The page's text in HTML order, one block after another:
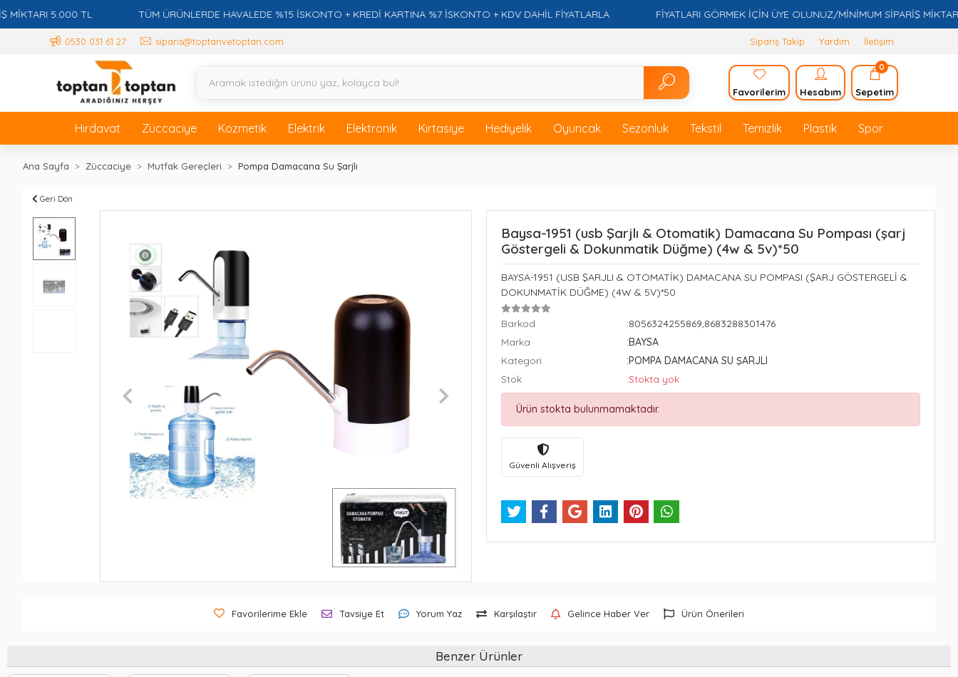
5.000 TL TÜM ÜRÜNLERDE HAVALEDE %15 İSKONTO + KREDİ KARTINA %7 İSKONTO + KDV DAHİL FİYATLARLA FİYATLARI GÖRMEK İÇİN ÜYE OLUNUZ/MİNİMUM SİPARİŞ MİKTARI
0530 031 61 27 siparis@toptanvetoptan.com Sipariş Takip Yardım İletişim
Favorilerim Hesabım
0
Sepetim
Hırdavat Züccaciye Kozmetik Elektrik Elektronik Kırtasiye Hediyelik Oyuncak Sezonluk Tekstil Temizlik Plastik Spor
Ana Sayfa Züccaciye Mutfak Gereçleri Pompa Damacana Su Şarjlı
Geri Dön
Baysa-1951 (usb Şarjlı & Otomatik) Damacana Su Pompası (şarj
Göstergeli & Dokunmatik Düğme) (4w & 5v)*50
BAYSA-1951 (USB ŞARJLI & OTOMATİK) DAMACANA SU POMPASI (ŞARJ GÖSTERGELİ &
DOKUNMATİK DÜĞME) (4W & 5V)*50
Barkod
:8056324255869,8683288301476
Marka
:BAYSA
Kategori
:POMPA DAMACANA SU ŞARJLI
Stok
:Stokta yok
Ürün stokta bulunmamaktadır.
Güvenli Alışveriş
Favorilerime Ekle Tavsiye Et Yorum Yaz Karşılaştır Gelince Haber Ver Ürün Önerileri
Benzer Ürünler